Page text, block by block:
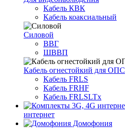
Кабель КВК
Кабель коаксиальный
Силовой
ВВГ
ШВВП
Кабель огнестойкий для ОПС
Кабель FRLS
Кабель FRHF
Кабель FRLSLTx
интернет
Домофония